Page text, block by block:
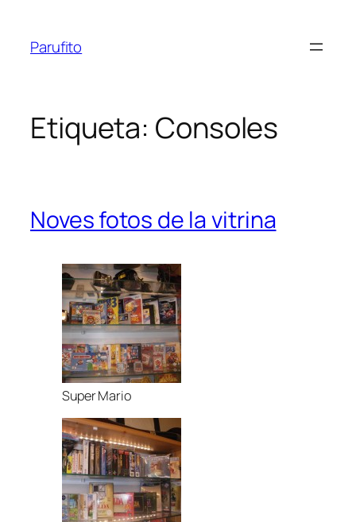
contingut
Parufito
Etiqueta: Consoles
Noves fotos de la vitrina
Super Mario